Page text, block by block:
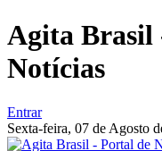
Agita Brasil
Notícias
Entrar
Sexta-feira, 07 de Agosto